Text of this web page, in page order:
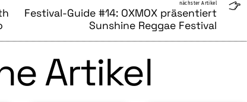
nächster Artikel
Festival-Guide #14: OXMOX präsentiert
Sunshine Reggae Festival
Artikel